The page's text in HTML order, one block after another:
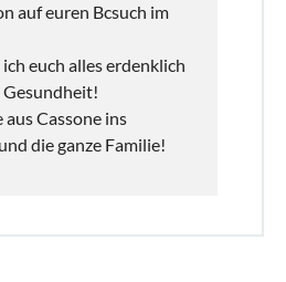
auf euren Bcsuch im
euch alles erdenklich
Gesundheit!
Cassone ins
die ganze Familie!